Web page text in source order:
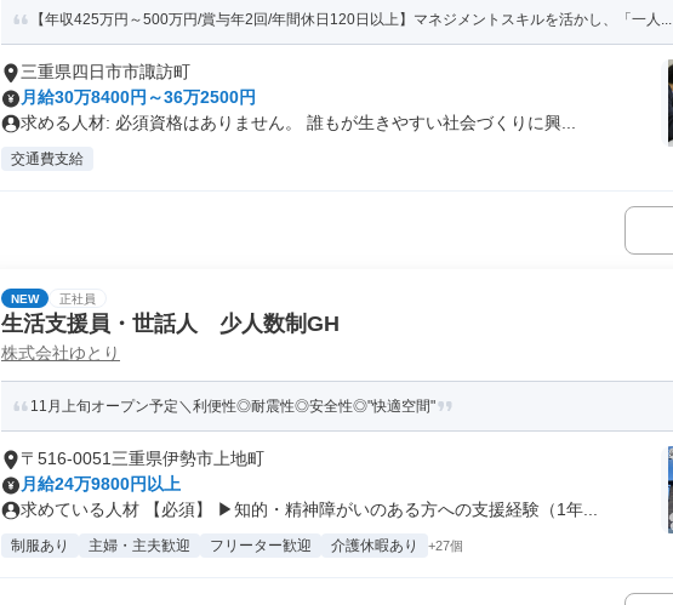
【年収425万円～500万円/賞与年2回/年間休日120日以上】マネジメントスキルを活かし、「一人...
三重県四日市市諏訪町
月給30万8400円～36万2500円
求める人材: 必須資格はありません。 誰もが生きやすい社会づくりに興...
交通費支給
NEW 正社員
生活支援員・世話人 少人数制GH
株式会社ゆとり
11月上旬オープン予定＼利便性◎耐震性◎安全性◎"快適空間"
〒516-0051三重県伊勢市上地町
月給24万9800円以上
求めている人材 【必須】 ▶知的・精神障がいのある方への支援経験（1年...
制服あり 主婦・主夫歓迎 フリーター歓迎 介護休暇あり +27個